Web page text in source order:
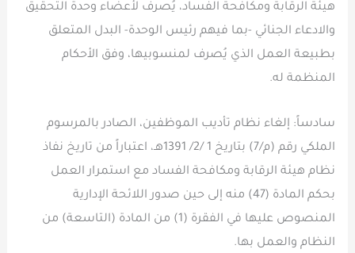
هيئة الرقابة ومكافحة الفساد، يُصرف لأعضاء وحدة التحقيق
والادعاء الجنائي -بما فيهم رئيس الوحدة- البدل المتعلق
بطبيعة العمل الذي يُصرف لمنسوبيها، وفق الأحكام
المنظمة له.
سادساً: إلغاء نظام تأديب الموظفين، الصادر بالمرسوم
الملكي رقم (م/7) بتاريخ 1 /2/ 1391هـ، اعتباراً من تاريخ نفاذ
نظام هيئة الرقابة ومكافحة الفساد مع استمرار العمل
بحكم المادة (47) منه إلى حين صدور اللائحة الإدارية
المنصوص عليها في الفقرة (1) من المادة (التاسعة) من
النظام والعمل بها.